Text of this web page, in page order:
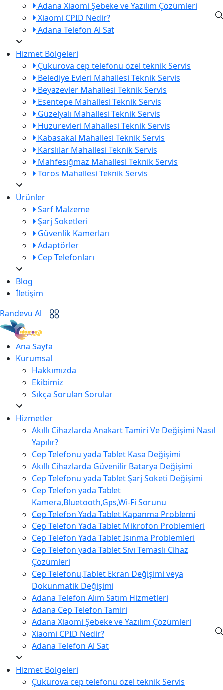
Adana Xiaomi Şebeke ve Yazılım Çözümleri
Xiaomi CPID Nedir?
Adana Telefon Al Sat
Hizmet Bölgeleri
Çukurova cep telefonu özel teknik Servis
Belediye Evleri Mahallesi Teknik Servis
Beyazevler Mahallesi Teknik Servis
Esentepe Mahallesi Teknik Servis
Güzelyalı Mahallesi Teknik Servis
Huzurevleri Mahallesi Teknik Servis
Kabasakal Mahallesi Teknik Servis
Karslılar Mahallesi Teknik Servis
Mahfesığmaz Mahallesi Teknik Servis
Toros Mahallesi Teknik Servis
Ürünler
Sarf Malzeme
Şarj Soketleri
Güvenlik Kamerları
Adaptörler
Cep Telefonları
Blog
İletişim
Randevu Al
Ana Sayfa
Kurumsal
Hakkımızda
Ekibimiz
Sıkça Sorulan Sorular
Hizmetler
Akıllı Cihazlarda Anakart Tamiri Ve Değişimi Nasıl
Yapılır?
Cep Telefonu yada Tablet Kasa Değişimi
Akıllı Cihazlarda Güvenilir Batarya Değişimi
Cep Telefonu yada Tablet Şarj Soketi Değişimi
Cep Telefon yada Tablet
Kamera,Bluetooth,Gps,Wi-Fi Sorunu
Cep Telefon Yada Tablet Kapanma Problemi
Cep Telefon Yada Tablet Mikrofon Problemleri
Cep Telefon Yada Tablet Isınma Problemleri
Cep Telefon yada Tablet Sıvı Temaslı Cihaz
Çözümleri
Cep Telefonu,Tablet Ekran Değişimi veya
Dokunmatik Değişimi
Adana Telefon Alım Satım Hizmetleri
Adana Cep Telefon Tamiri
Adana Xiaomi Şebeke ve Yazılım Çözümleri
Xiaomi CPID Nedir?
Adana Telefon Al Sat
Hizmet Bölgeleri
Çukurova cep telefonu özel teknik Servis